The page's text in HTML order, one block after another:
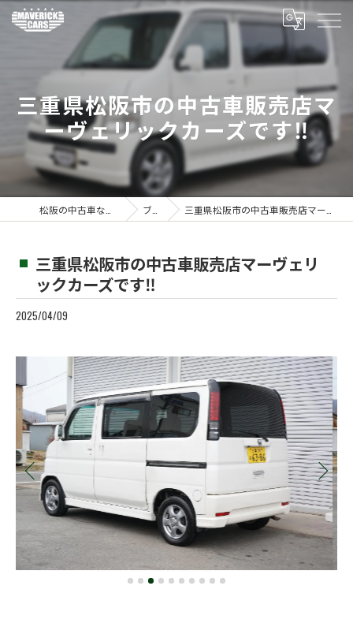
三重県松阪市の中古車販売店マ
ーヴェリックカーズです‼️
ブログ 三重県松阪市の中古車販売店マーヴェリックカーズです‼️
三重県松阪市の中古車販売店マーヴェリ
ックカーズです‼️
2025/04/09